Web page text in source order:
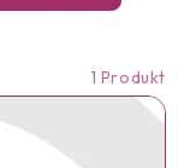
1 Produkt